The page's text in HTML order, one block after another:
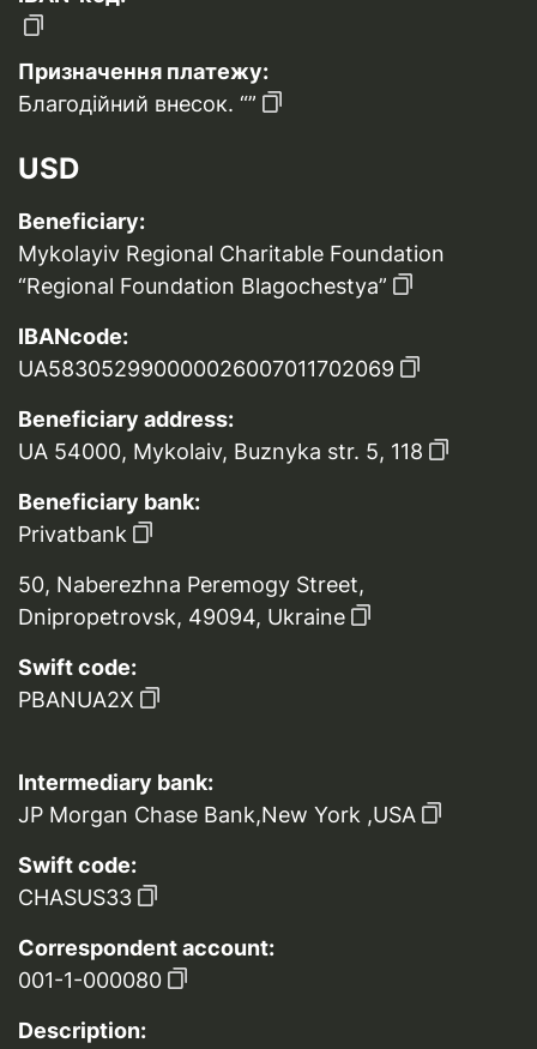
Призначення платежу:
Благодійний внесок. “”
USD
Beneficiary:
Mykolayiv Regional Charitable Foundation
“Regional Foundation Blagochestya”
IBANcode:
UA583052990000026007011702069
Beneficiary address:
UA 54000, Mykolaiv, Buznyka str. 5, 118
Beneficiary bank:
Privatbank
50, Naberezhna Peremogy Street,
Dnipropetrovsk, 49094, Ukraine
Swift code:
PBANUA2X
Intermediary bank:
JP Morgan Chase Bank,New York ,USA
Swift code:
CHASUS33
Correspondent account:
001-1-000080
Description: